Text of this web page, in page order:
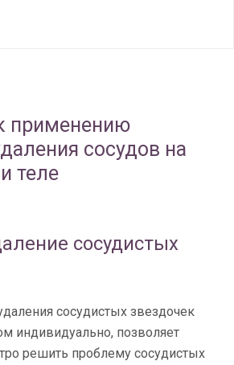
применению
сосудов на
теле
сосудистых
сосудистых звездочек
индивидуально, позволяет
решить проблему сосудистых